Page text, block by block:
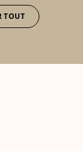
DUTCH
TOUT